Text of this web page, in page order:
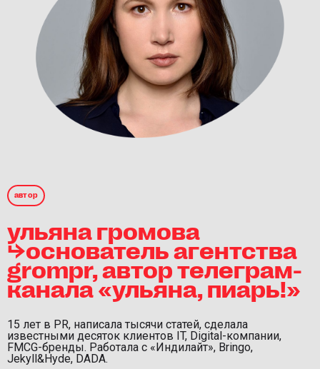
автор
ульяна громова
⮡основатель агентства
grompr, автор телеграм-
канала «ульяна, пиарь!»
15 лет в PR, написала тысячи статей, сделала
известными десяток клиентов IT, Digital-компании,
FMCG-бренды. Работала c «Индилайт», Bringo,
Jekyll&Hyde, DADA.